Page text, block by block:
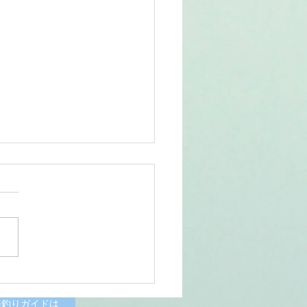
07/11涸沼川釣果報告
りガイドは